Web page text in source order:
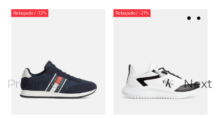
Previous
Rebajado/ -12% Rebajado/ -21%
Next